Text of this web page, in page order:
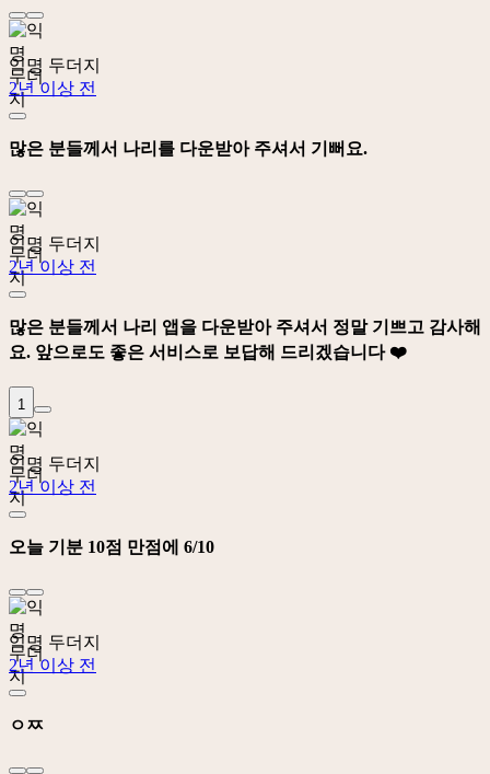
익명 두더지
2년 이상 전
많은 분들께서 나리를 다운받아 주셔서 기뻐요.
익명 두더지
2년 이상 전
많은 분들께서 나리 앱을 다운받아 주셔서 정말 기쁘고 감사해
요. 앞으로도 좋은 서비스로 보답해 드리겠습니다 ❤️
1
익명 두더지
2년 이상 전
오늘 기분 10점 만점에 6/10
익명 두더지
2년 이상 전
ㅇㅉ